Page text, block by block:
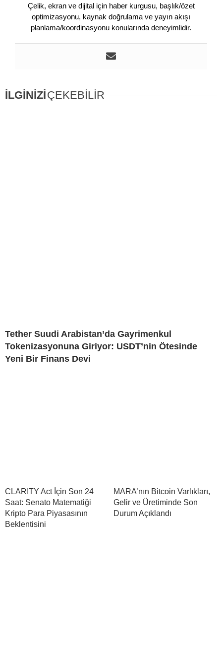
Çelik, ekran ve dijital için haber kurgusu, başlık/özet
optimizasyonu, kaynak doğrulama ve yayın akışı
planlama/koordinasyonu konularında deneyimlidir.
İLGİNİZİÇEKEBİLİR
Tether Suudi Arabistan’da Gayrimenkul
Tokenizasyonuna Giriyor: USDT’nin Ötesinde
Yeni Bir Finans Devi
CLARITY Act İçin Son 24
Saat: Senato Matematiği
Kripto Para Piyasasının
Beklentisini
MARA’nın Bitcoin Varlıkları,
Gelir ve Üretiminde Son
Durum Açıklandı